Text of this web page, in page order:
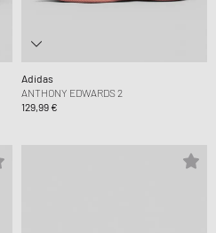
Adidas
ANTHONY EDWARDS 2
129,99 €